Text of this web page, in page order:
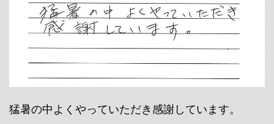
猛暑の中よくやっていただき感謝しています。